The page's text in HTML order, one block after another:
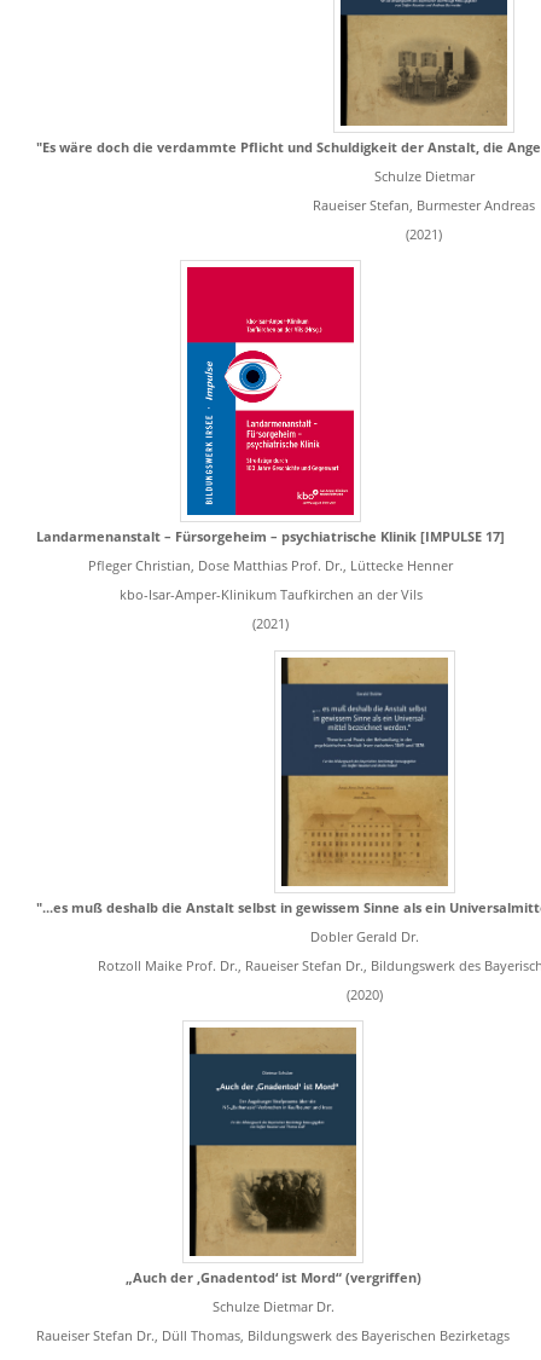
"Es wäre doch die verdammte Pflicht und Schuldigkeit der Anstalt, die
Schulze Dietmar
Raueiser Stefan, Burmester Andreas
(2021)
Landarmenanstalt – Fürsorgeheim – psychiatrische Klinik [IMPULSE 17]
Pfleger Christian, Dose Matthias Prof. Dr., Lüttecke Henner
kbo-Isar-Amper-Klinikum Taufkirchen an der Vils
(2021)
"...es muß deshalb die Anstalt selbst in gewissem Sinne als ein
Dobler Gerald Dr.
Rotzoll Maike Prof. Dr., Raueiser Stefan Dr., Bildungswerk des
(2020)
„Auch der ‚Gnadentod‘ ist Mord“ (vergriffen)
Schulze Dietmar Dr.
Raueiser Stefan Dr., Düll Thomas, Bildungswerk des Bayerischen Bezirketags